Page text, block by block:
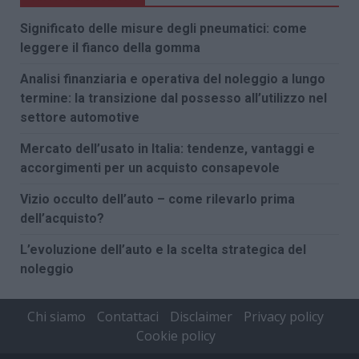
Significato delle misure degli pneumatici: come
leggere il fianco della gomma
Analisi finanziaria e operativa del noleggio a lungo
termine: la transizione dal possesso all’utilizzo nel
settore automotive
Mercato dell’usato in Italia: tendenze, vantaggi e
accorgimenti per un acquisto consapevole
Vizio occulto dell’auto – come rilevarlo prima
dell’acquisto?
L’evoluzione dell’auto e la scelta strategica del
noleggio
Chi siamo Contattaci Disclaimer
Privacy policy
Cookie policy